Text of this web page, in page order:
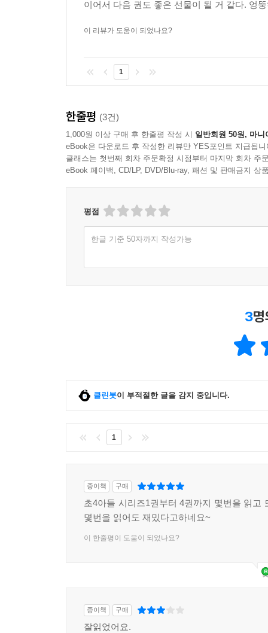
이어서 다음 권도 좋은 선물이 될 거 같다. 엉
이 리뷰가 도움이 되었나요?
1
한줄평 (3건)
1,000원 이상 구매 후 한줄평 작성 시 일반회원 50원, 마니
eBook은 다운로드 후 작성한 리뷰만 YES포인트 지급됩니
클래스는 첫번째 회차 주문확정 시점부터 마지막 회차 주
eBook 페이백, CD/LP, DVD/Blu-ray, 패션 및 판매금지 상
평점
한글 기준 50자까지 작성가능
3
클린봇이 부적절한 글을 감지 중입니다.
1
종이책 구매
초4아들 시리즈1권부터 4권까지 몇번을 읽고
몇번을 읽어도 재밌다고하네요~
이 한줄평이 도움이 되었나요?
종이책 구매
잘읽었어요.